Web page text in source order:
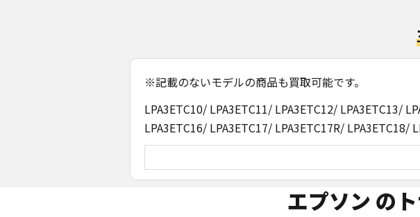
※記載のないモデルの商品も買取可能です。
LPA3ETC10/ LPA3ETC11/ LPA3ETC12/ LPA3ETC13/
LPA3ETC16/ LPA3ETC17/ LPA3ETC17R/
エプソン の